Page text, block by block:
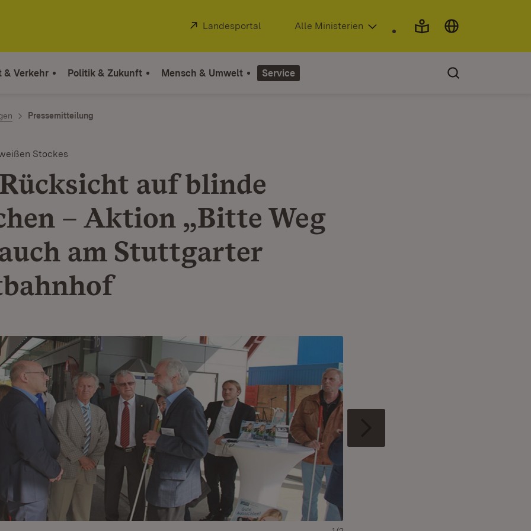
Extern:
Landesportal (Öffnet in neuem Fenster)
Alle Ministerien
& Verkehr Politik & Zukunft Mensch & Umwelt Service
Pressemitteilung
Stockes
auf blinde
– Aktion „Bitte Weg
am Stuttgarter